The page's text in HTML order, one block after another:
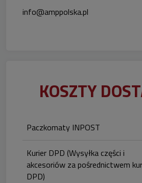
info@amppolska.pl
KOSZTY
Paczkomaty INPOST
Kurier DPD (Wysyłka części i
akcesoriów za pośrednictwem
DPD)